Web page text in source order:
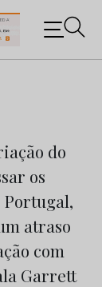
do
do
os
atraso
com
Garrett